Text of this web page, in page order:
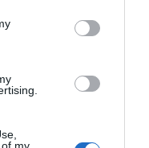
my
l’any”, conclou
notícies d'actualitat